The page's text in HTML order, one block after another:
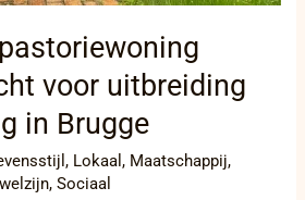
voor uitbreiding
in Brugge
, Lokaal, Maatschappij,
,Sociaal